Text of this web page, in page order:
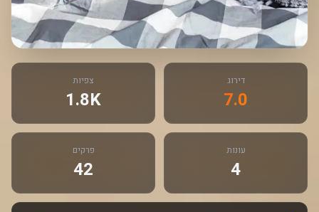
דירוג
7.0
צפיות
1.8K
עונות
4
פרקים
42